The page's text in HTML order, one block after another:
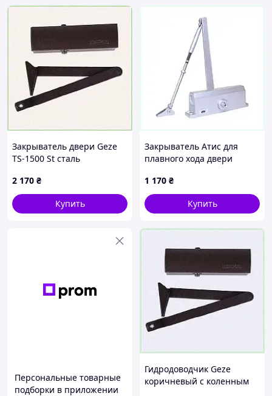
Закрыватель двери Geze
TS-1500 St сталь
2 170 ₴
Купить
Закрыватель Атис для
плавного хода двери
1 170 ₴
Купить
Персональные товарные
подборки в приложении
Гидродоводчик Geze
коричневый с коленным